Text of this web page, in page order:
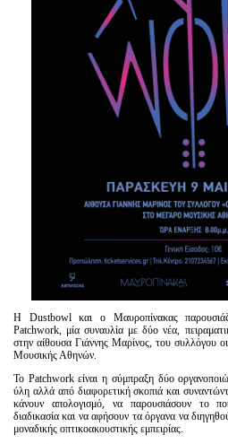
Η Dustbowl και ο Μαυροπίνακας
Patchwork, μίασυναυλία με δύο νέα,
στην αίθουσα Γιάννης Μαρίνος, του συλλόγου
Μουσικής Αθηνών.
Το Patchwork είναι η σύμπραξη δύο
ύλη αλλά από διαφορετική σκοπιά και
κάνουν απολογισμό, να παρουσιάσουν το
διαδικασία και να αφήσουν τα όργανα να
μοναδικής οπτικοακουστικής εμπειρίας.